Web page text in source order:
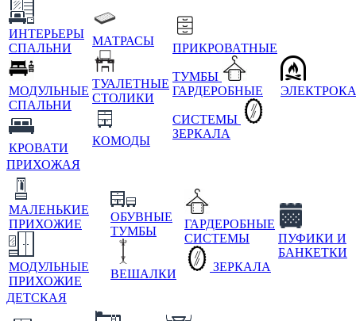
ИНТЕРЬЕРЫ
СПАЛЬНИ
МОДУЛЬНЫЕ
СПАЛЬНИ
КРОВАТИ
МАТРАСЫ
ТУАЛЕТНЫЕ
СТОЛИКИ
КОМОДЫ
ПРИКРОВАТНЫЕ
ТУМБЫ
ГАРДЕРОБНЫЕ
СИСТЕМЫ
ЗЕРКАЛА
ПРИХОЖАЯ
МАЛЕНЬКИЕ
ПРИХОЖИЕ
МОДУЛЬНЫЕ
ПРИХОЖИЕ
ОБУВНЫЕ
ТУМБЫ
ВЕШАЛКИ
ГАРДЕРОБНЫЕ
СИСТЕМЫ
ЗЕРКАЛА
ПУФИКИ И
БАНКЕТКИ
ДЕТСКАЯ